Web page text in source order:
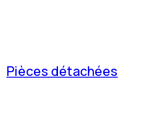
Pièces détachées